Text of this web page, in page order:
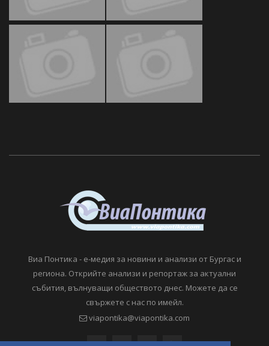
Виа Понтика - е-медия за новини и анализи от Бургас и
региона. Открийте анализи и репортаж за актуални
събития, вълнуващи обществото днес. Можете да се
свържете с нас по имейл.
viapontika@viapontika.com